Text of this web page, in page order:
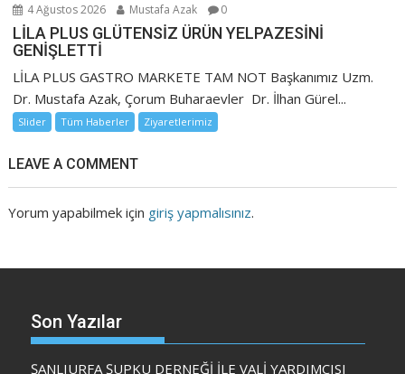
4 Ağustos 2026 Mustafa Azak 0
LİLA PLUS GLÜTENSİZ ÜRÜN YELPAZESİNİ
GENİŞLETTİ
LİLA PLUS GASTRO MARKETE TAM NOT Başkanımız Uzm.
Dr. Mustafa Azak, Çorum Buharaevler Dr. İlhan Gürel...
Slider Tüm Haberler Ziyaretlerimiz
LEAVE A COMMENT
Yorum yapabilmek için giriş yapmalısınız.
Son Yazılar
ŞANLIURFA ŞUPKU DERNEĞİ İLE VALİ YARDIMCISI